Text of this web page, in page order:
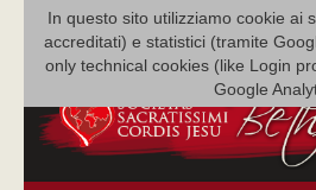
In questo sito utilizziamo cookie ai
accreditati) e statistici (tramite
only technical cookies (like Login
Google